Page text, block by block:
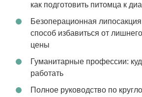
как подготовить питомца к
Безоперационная
способ избавиться от
цены
Гуманитарные профессии:
работать
Полное руководство по